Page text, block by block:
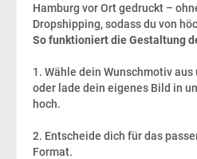
Hamburg vor Ort gedruckt –
Dropshipping, sodass du von
So funktioniert die Gestaltung
1. Wähle dein Wunschmotiv
oder lade dein eigenes Bild in
hoch.
2. Entscheide dich für das
Format.